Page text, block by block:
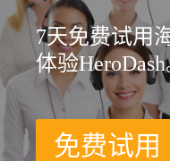
7天免费试用
体验
免费试用